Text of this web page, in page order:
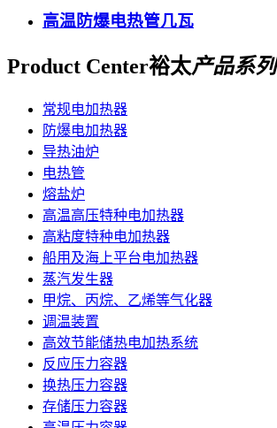
高温防爆电热管几瓦
Product Center裕太产品系列
常规电加热器
防爆电加热器
导热油炉
电热管
熔盐炉
高温高压特种电加热器
高粘度特种电加热器
船用及海上平台电加热器
蒸汽发生器
甲烷、丙烷、乙烯等气化器
调温装置
高效节能储热电加热系统
反应压力容器
换热压力容器
存储压力容器